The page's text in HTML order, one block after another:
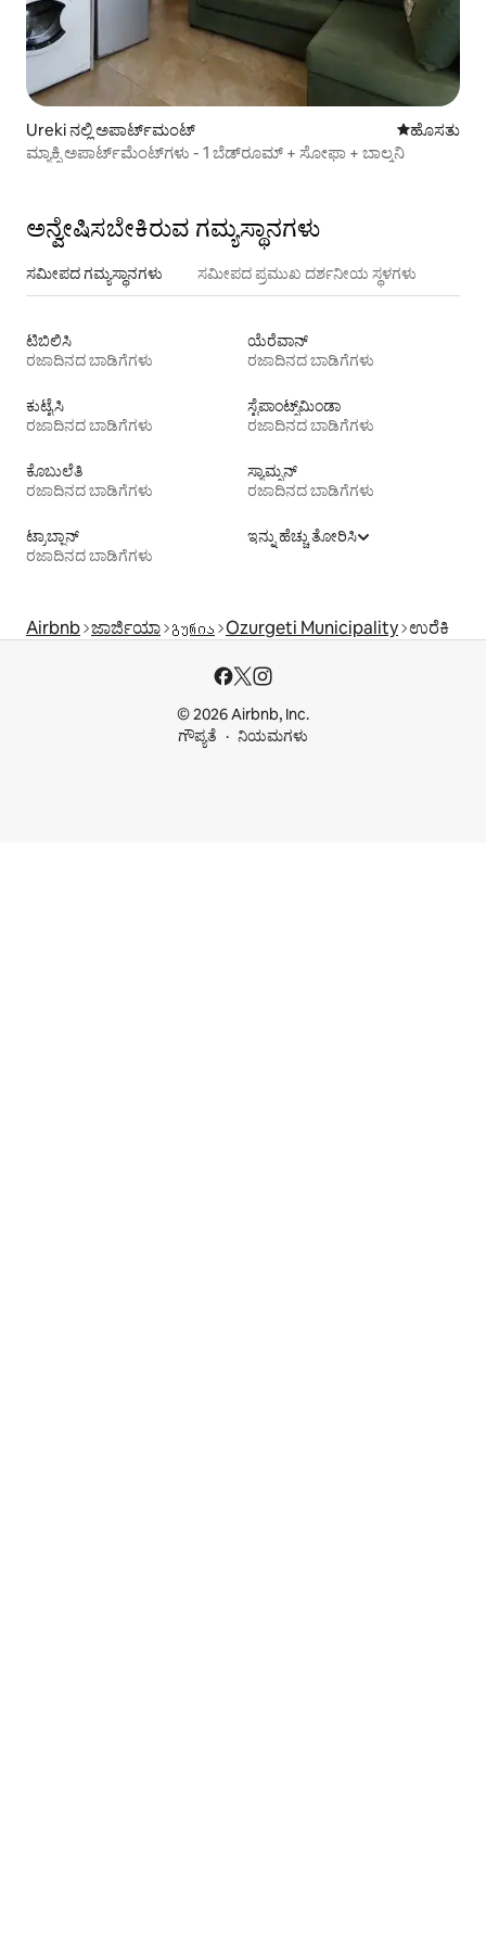
Ureki ನಲ್ಲಿ ಅಪಾರ್ಟ್‌ಮಂಟ್ ವಾಸ್ತವ್ಯ
ಹೊಸತು
ಮ್ಯಾಕ್ಸಿ ಅಪಾರ್ಟ್‌ಮೆಂಟ್‌ಗಳು - 1 ಬೆಡ್‌ರೂಮ್ + ಸೋಫಾ + ಬಾಲ್ಕನಿ
ಅನ್ವೇಷಿಸಬೇಕಿರುವ ಗಮ್ಯಸ್ಥಾನಗಳು
ಸಮೀಪದ ಗಮ್ಯಸ್ಥಾನಗಳು ಸಮೀಪದ ಪ್ರಮುಖ ದರ್ಶನೀಯ ಸ್ಥಳಗಳು
ಟಿಬಿಲಿಸಿ
ರಜಾದಿನದ ಬಾಡಿಗೆಗಳು
ಯೆರೆವಾನ್
ರಜಾದಿನದ ಬಾಡಿಗೆಗಳು
ಕುಟೈಸಿ
ರಜಾದಿನದ ಬಾಡಿಗೆಗಳು
ಸ್ಟೆಪಾಂಟ್ಸ್‌ಮಿಂಡಾ
ರಜಾದಿನದ ಬಾಡಿಗೆಗಳು
ಕೊಬುಲೆತಿ
ರಜಾದಿನದ ಬಾಡಿಗೆಗಳು
ಸ್ಯಾಮ್ಸನ್
ರಜಾದಿನದ ಬಾಡಿಗೆಗಳು
ಟ್ರಾಬ್ಜಾನ್
ರಜಾದಿನದ ಬಾಡಿಗೆಗಳು
ಇನ್ನು ಹೆಚ್ಚು ತೋರಿಸಿ
Airbnb ಜಾರ್ಜಿಯಾ გურია Ozurgeti Municipality ಉರೆಕಿ
© 2026 Airbnb, Inc.
ಗೌಪ್ಯತೆ
ನಿಯಮಗಳು